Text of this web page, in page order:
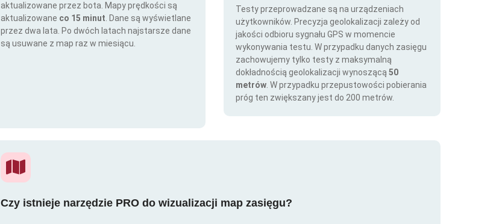
aktualizowane przez bota. Mapy prędkości są
aktualizowane co 15 minut . Dane są wyświetlane
przez dwa lata. Po dwóch latach najstarsze dane
są usuwane z map raz w miesiącu.
Testy przeprowadzane są na urządzeniach
użytkowników. Precyzja geolokalizacji zależy od
jakości odbioru sygnału GPS w momencie
wykonywania testu. W przypadku danych zasięgu
zachowujemy tylko testy z maksymalną
dokładnością geolokalizacji wynoszącą 50
metrów . W przypadku przepustowości pobierania
próg ten zwiększany jest do 200 metrów.
Czy istnieje narzędzie PRO do wizualizacji map zasięgu?